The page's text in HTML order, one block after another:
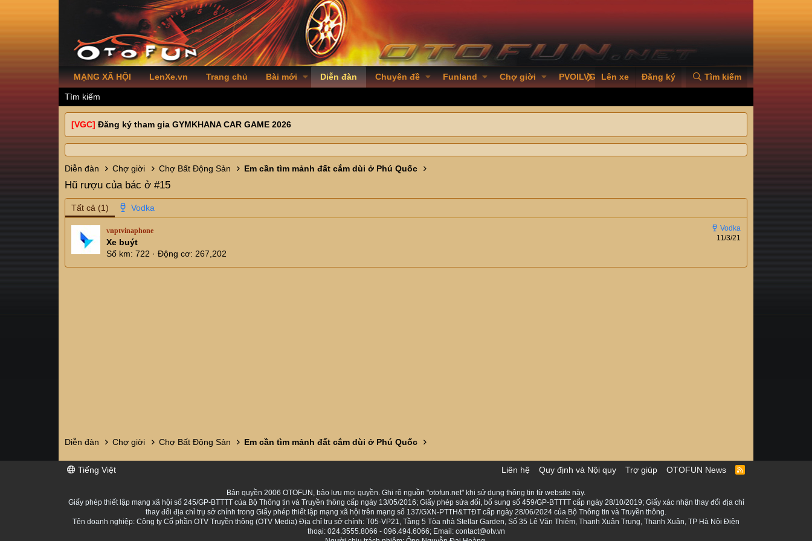
MẠNG XÃ HỘI LenXe.vn Trang chủ Bài mới Diễn đàn Chuyên đề Funland Chợ giời PVOILVGC2026
Lên xe Đăng ký Tìm kiếm
Tìm kiếm
[VGC] Đăng ký tham gia GYMKHANA CAR GAME 2026
Diễn đàn Chợ giời Chợ Bất Động Sản Em cần tìm mảnh đất cắm dùi ở Phú Quốc
Hũ rượu của bác ở #15
Tất cả (1)
11/3/21
vnptvinaphone
Xe buýt
Số km 722 Động cơ 267,202
Diễn đàn Chợ giời Chợ Bất Động Sản Em cần tìm mảnh đất cắm dùi ở Phú Quốc
Tiếng Việt Liên hệ Quy định và Nội quy Trợ giúp OTOFUN News
R
Bản quyền 2006 OTOFUN, bảo lưu mọi quyền. Ghi rõ nguồn "otofun.net" khi sử dụng thông tin từ website này.
Giấy phép thiết lập mạng xã hội số 245/GP-BTTTT của Bộ Thông tin và Truyền thông cấp ngày 13/05/2016; Giấy phép sửa đổi, bổ sung số 459/GP-BTTTT cấp ngày 28/10/2019; Giấy xác nhận thay đổi địa chỉ
thay đổi địa chỉ trụ sở chính trong Giấy phép thiết lập mạng xã hội trên mạng số 137/GXN-PTTH&TTĐT cấp ngày 28/06/2024 của Bộ Thông tin và Truyền thông.
Tên doanh nghiệp: Công ty Cổ phần OTV Truyền thông (OTV Media) Địa chỉ trụ sở chính: T05-VP21, Tầng 5 Tòa nhà Stellar Garden, Số 35 Lê Văn Thiêm, Thanh Xuân Trung, Thanh Xuân, TP Hà Nội Điện
thoại: 024.3555.8066 - 096.494.6066; Email: contact@otv.vn